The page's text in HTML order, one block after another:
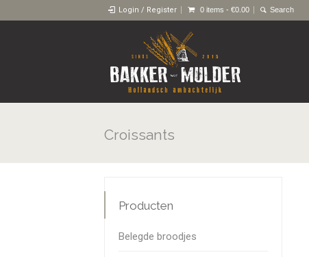
Login / Register 0 items - €0.00
Croissants
Producten
Belegde broodjes